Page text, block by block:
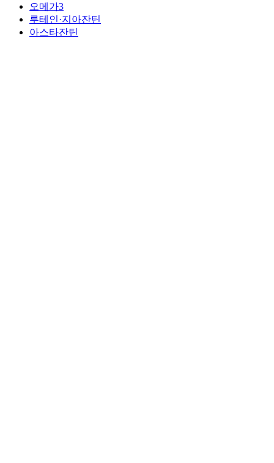
오메가3
루테인·지아잔틴
아스타잔틴